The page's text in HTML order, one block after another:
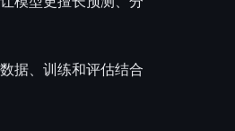
据、训练和评估结合